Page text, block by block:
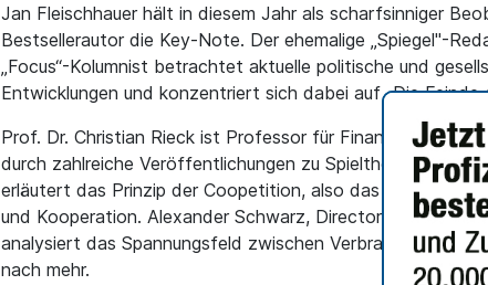
Jan Fleischhauer hält in diesem Jahr als scharfsinniger
Bestsellerautor die Key-Note. Der ehemalige „Spiegel"-
„Focus“-Kolumnist betrachtet aktuelle politische und
Entwicklungen und konzentriert sich dabei auf „Die Feinde
Prof. Dr. Christian Rieck ist Professor für Finance und
durch zahlreiche Veröffentlichungen zu Spieltheorie und
erläutert das Prinzip der Coopetition, also das
und Kooperation. Alexander Schwarz, Director Consumer
analysiert das Spannungsfeld zwischen Verbraucherbudget
nach mehr.